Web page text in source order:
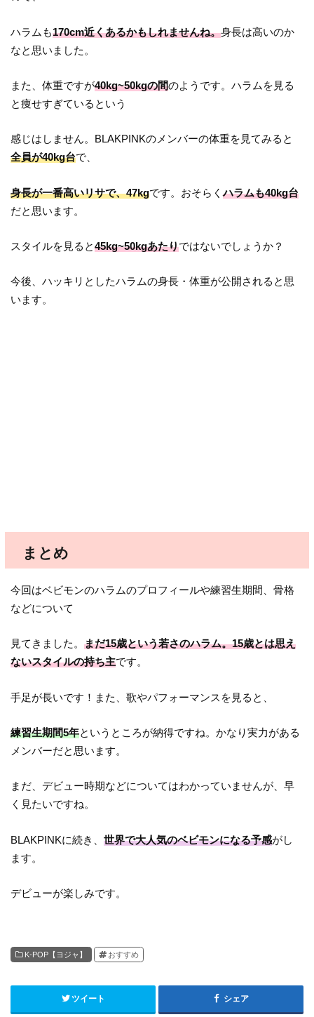
ハラムも170cm近くあるかもしれませんね。身長は高いのか
なと思いました。
また、体重ですが40kg~50kgの間のようです。ハラムを見る
と痩せすぎているという
感じはしません。BLAKPINKのメンバーの体重を見てみると
全員が40kg台で、
身長が一番高いリサで、47kgです。おそらくハラムも40kg台
だと思います。
スタイルを見ると45kg~50kgあたりではないでしょうか？
今後、ハッキリとしたハラムの身長・体重が公開されると思
います。
まとめ
今回はベビモンのハラムのプロフィールや練習生期間、骨格
などについて
見てきました。まだ15歳という若さのハラム。15歳とは思え
ないスタイルの持ち主です。
手足が長いです！また、歌やパフォーマンスを見ると、
練習生期間5年というところが納得ですね。かなり実力がある
メンバーだと思います。
まだ、デビュー時期などについてはわかっていませんが、早
く見たいですね。
BLAKPINKに続き、世界で大人気のベビモンになる予感がし
ます。
デビューが楽しみです。
K-POP【ヨジャ】 おすすめ
ツイート シェア